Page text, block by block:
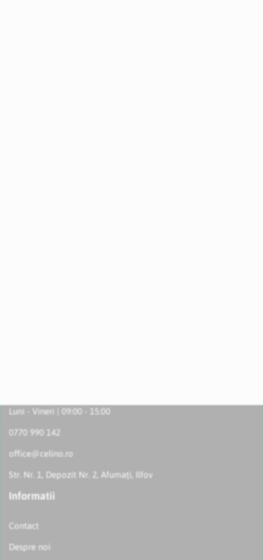
Luni - Vineri | 09:00 - 15:00
0770 990 142
office@celino.ro
Str. Nr. 1, Depozit Nr. 2, Afumați, Ilfov
Informatii
Contact
Despre noi